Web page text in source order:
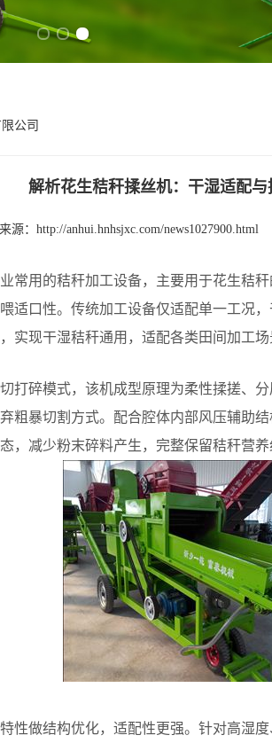
公司
解析花生秸秆揉丝机：干湿适配
来源： http://anhui.hnhsjxc.com/news1027900.html
常用的秸秆加工设备，主要用于花生秸
适口性。传统加工设备仅适配单一工况
实现干湿秸秆通用，适配各类田间加工场
碎模式，该机成型原理为柔性揉搓、分
粗暴切割方式。配合腔体内部风压辅助
，减少粉末碎料产生，完整保留秸秆营养
做结构优化，适配性更强。针对高湿度